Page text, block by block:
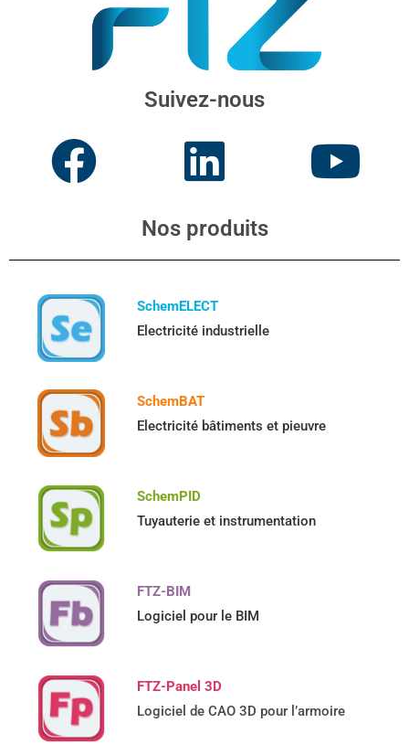
Suivez-nous
Nos produits
SchemELECT
Electricité industrielle
SchemBAT
Electricité bâtiments et pieuvre
SchemPID
Tuyauterie et instrumentation
FTZ-BIM
Logiciel pour le BIM
FTZ-Panel 3D
Logiciel de CAO 3D pour l’armoire